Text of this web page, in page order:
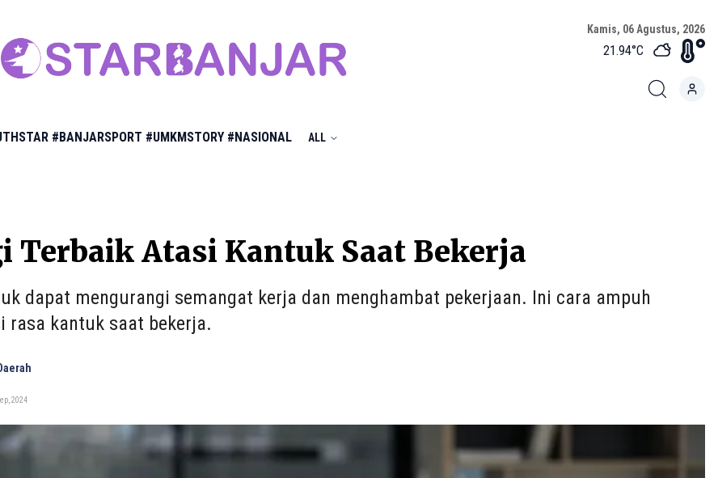
Kamis, 06 Agustus, 2026
21.94°C
#BANJARSPORT #UMKMSTORY #NASIONAL ALL
Terbaik Atasi Kantuk Saat Bekerja
dapat mengurangi semangat kerja dan menghambat pekerjaan. Ini cara ampuh
rasa kantuk saat bekerja.
2024